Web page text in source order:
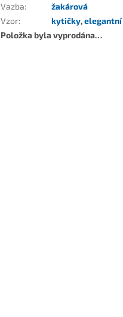
Vazba:
žakárová
Vzor: kytičky,elegantní
Položka byla vyprodána…